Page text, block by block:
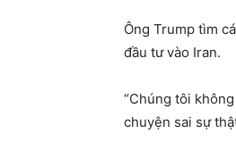
Ông Trump tìm
đầu tư vào Iran.
“Chúng tôi
chuyện sai sự